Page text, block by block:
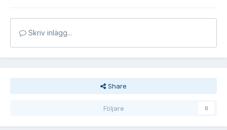
Skriv inlägg...
Share
Följare 0